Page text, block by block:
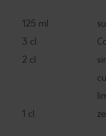
125 ml
3 cl
2 cl
1 cl